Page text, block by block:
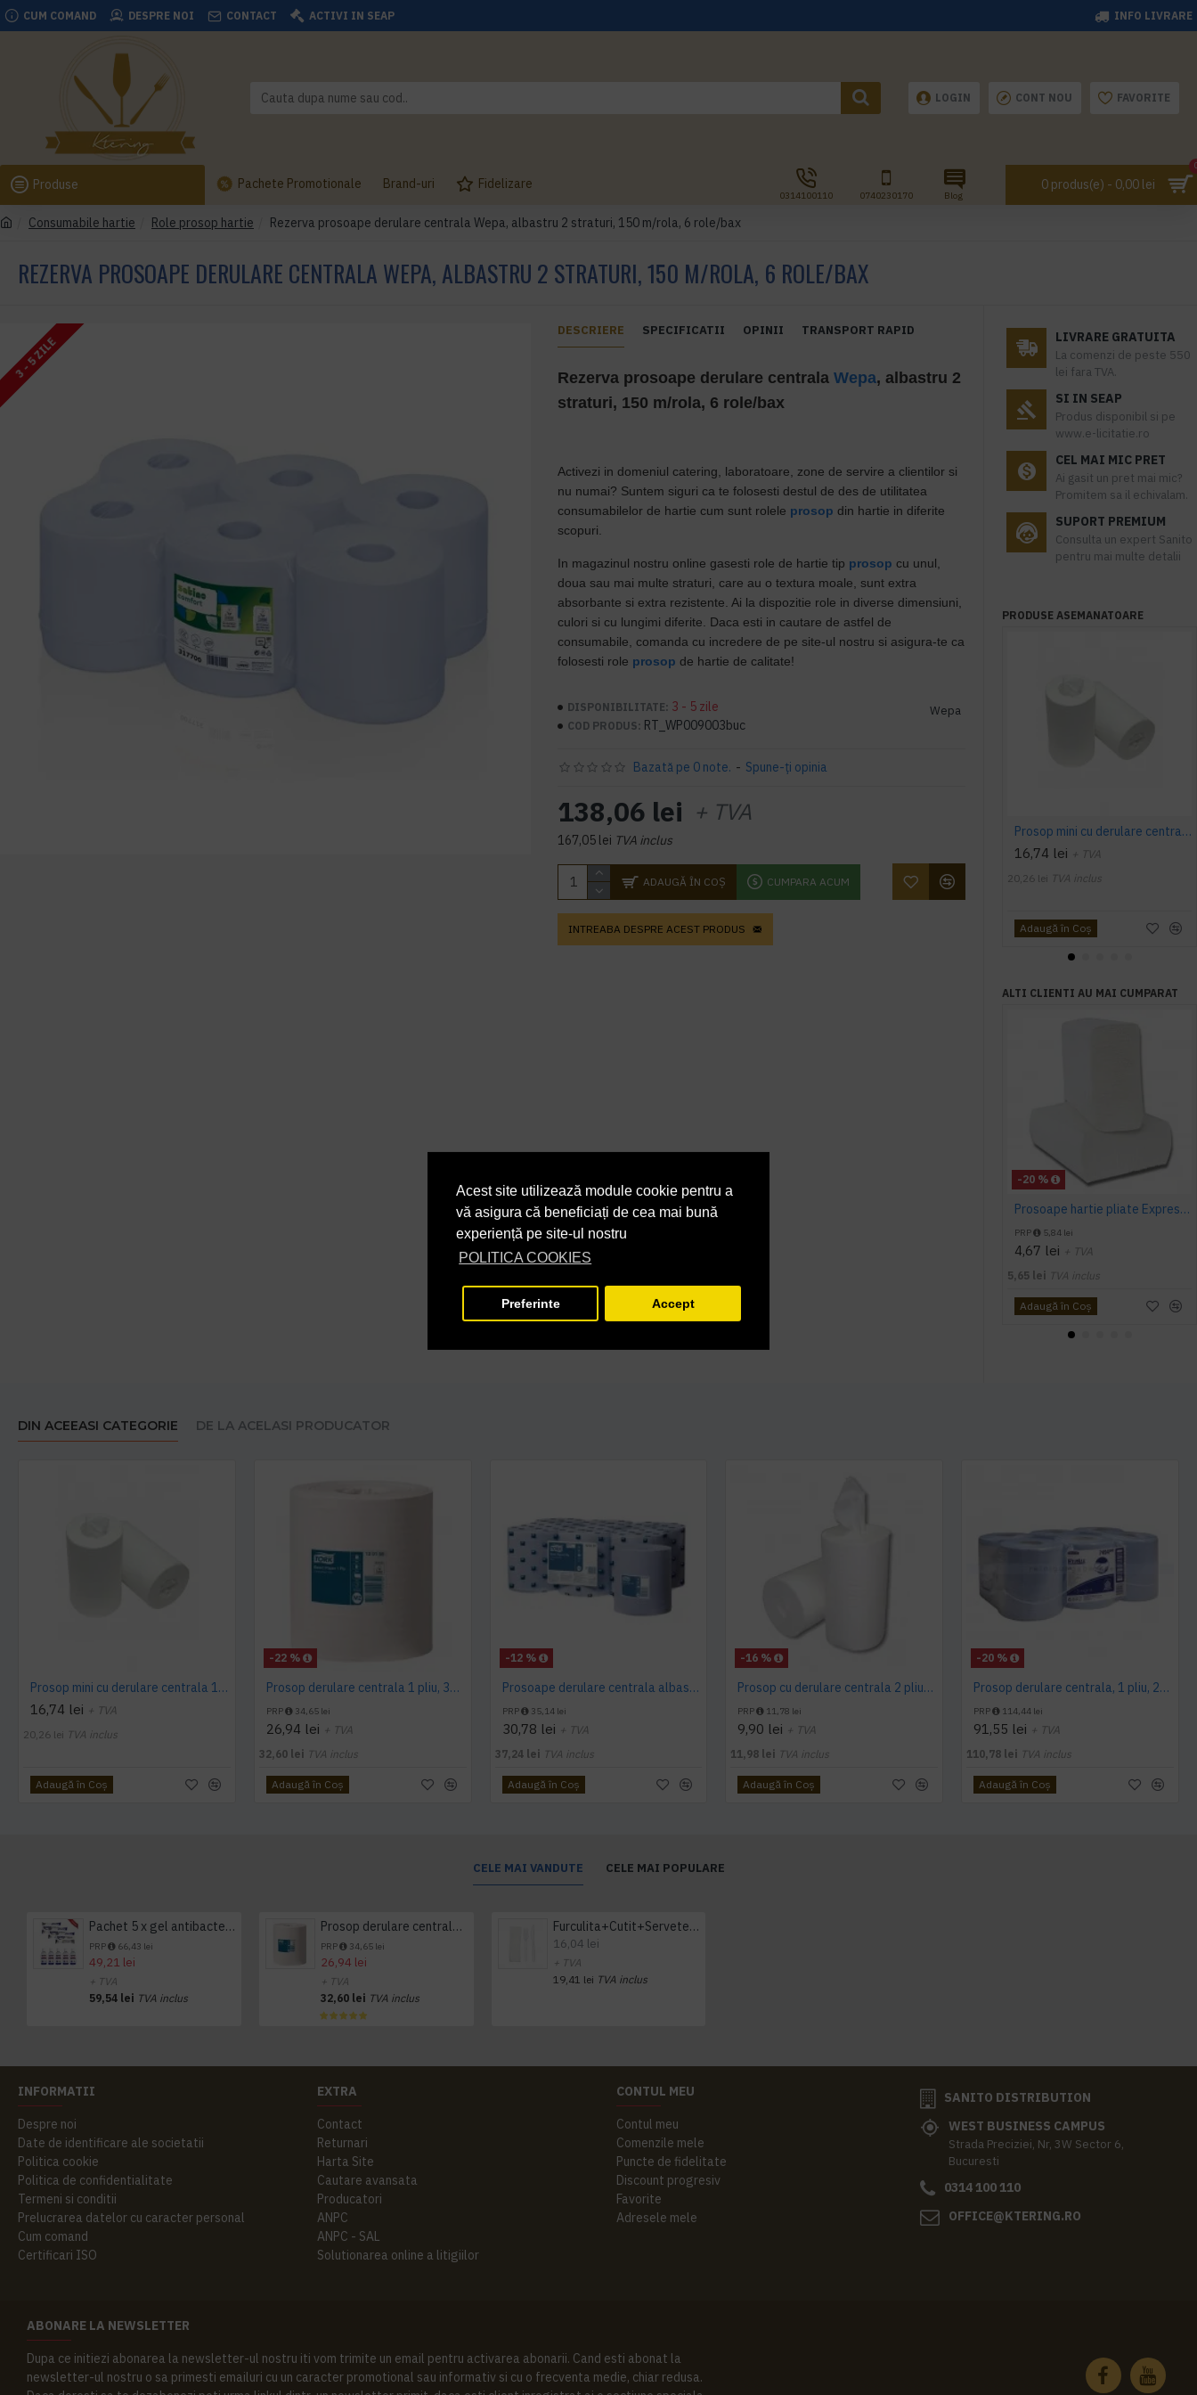
Acest site utilizează module cookie pentru a
vă asigura că beneficiați de cea mai bună
experiență pe site-ul nostru
POLITICA COOKIES
Preferinte Accept
CUM COMAND DESPRE NOI CONTACT ACTIVI IN SEAP INFO LIVRARE
LOGIN CONT NOU FAVORITE
Produse Pachete Promotionale Brand-uri Fidelizare
0314100110 0740230170 Blog
0 produs(e) - 0,00 lei
Consumabile hartie Role prosop hartie Rezerva prosoape derulare centrala Wepa, albastru 2 straturi, 150 m/rola, 6 role/bax
REZERVA PROSOAPE DERULARE CENTRALA WEPA, ALBASTRU 2 STRATURI, 150 M/ROLA, 6 ROLE/BAX
3 - 5 ZILE
DESCRIERE SPECIFICATII OPINII TRANSPORT RAPID
Rezerva prosoape derulare centralaWepa, albastru 2
straturi, 150 m/rola, 6 role/bax
Activezi in domeniul catering, laboratoare, zone de servire a clientilor si
nu numai? Suntem siguri ca te folosesti destul de des de utilitatea
consumabilelor de hartie cum sunt rolele prosop din hartie in diferite
scopuri.
In magazinul nostru online gasesti role de hartie tip prosop cu unul,
doua sau mai multe straturi, care au o textura moale, sunt extra
absorbante si extra rezistente. Ai la dispozitie role in diverse dimensiuni,
culori si cu lungimi diferite. Daca esti in cautare de astfel de
consumabile, comanda cu incredere de pe site-ul nostru si asigura-te ca
folosesti role prosop de hartie de calitate!
DISPONIBILITATE: 3 - 5 zile
COD PRODUS: RT_WP009003buc
Wepa
Bazată pe 0 note. - Spune-ţi opinia
138,06 lei + TVA
167,05 lei TVA inclus
ADAUGĂ ÎN COŞ CUMPARA ACUM
INTREABA DESPRE ACEST PRODUS
LIVRARE GRATUITA
La comenzi de peste 550
lei fara TVA.
SI IN SEAP
Produs disponibil si pe
www.e-licitatie.ro
CEL MAI MIC PRET
Ai gasit un pret mai mic?
Promitem sa il echivalam.
SUPORT PREMIUM
Consulta un expert Sanito
pentru mai multe detalii
PRODUSE ASEMANATOARE
Prosop mini cu derulare centrala 1 pliu, 120 m Tork
16,74 lei + TVA
20,26 lei TVA inclus
Adaugă în Coş
ALTI CLIENTI AU MAI CUMPARAT
-20 %
Prosoape hartie pliate Expres Z fold, 160 buc / pachet, 2 straturi, 21 x 23 cm, 12 pac / bax, AQAS
PRP 5,84 lei
4,67 lei + TVA
5,65 lei TVA inclus
Adaugă în Coş
DIN ACEEASI CATEGORIE DE LA ACELASI PRODUCATOR
Prosop mini cu derulare centrala 1 pliu, 120 m Tork
16,74 lei + TVA
20,26 lei TVA inclus
Adaugă în Coş
-22 %
Prosop derulare centrala 1 pliu, 300 m Tork
PRP 34,65 lei
26,94 lei + TVA
32,60 lei TVA inclus
Adaugă în Coş
-12 %
Prosoape derulare centrala albastru 2 pliuri 150 m Tork, portionate
PRP 35,14 lei
30,78 lei + TVA
37,24 lei TVA inclus
Adaugă în Coş
-16 %
Prosop cu derulare centrala 2 pliuri 100 m, portionata, alb, celuloza 100%, AQAS
PRP 11,78 lei
9,90 lei + TVA
11,98 lei TVA inclus
Adaugă în Coş
-20 %
Prosop derulare centrala, 1 pliu, 200 m Wypall L10
PRP 114,44 lei
91,55 lei + TVA
110,78 lei TVA inclus
Adaugă în Coş
CELE MAI VANDUTE CELE MAI POPULARE
Pachet 5 x gel antibacterian 50ml si 3 x Servetele antibacteriene 48 buc Hygienium
PRP 66,43 lei
49,21 lei
+ TVA
59,54 lei TVA inclus
Prosop derulare centrala 1 pliu, 300 m Tork
PRP 34,65 lei
26,94 lei
+ TVA
32,60 lei TVA inclus
Furculita+Cutit+Servetel 100buc/set
16,04 lei
+ TVA
19,41 lei TVA inclus
INFORMATII
Despre noi
Date de identificare ale societatii
Politica cookie
Politica de confidentialitate
Termeni si conditii
Prelucrarea datelor cu caracter personal
Cum comand
Certificari ISO
EXTRA
Contact
Returnari
Harta Site
Cautare avansata
Producatori
ANPC
ANPC - SAL
Solutionarea online a litigiilor
CONTUL MEU
Contul meu
Comenzile mele
Puncte de fidelitate
Discount progresiv
Favorite
Adresele mele
SANITO DISTRIBUTION
WEST BUSINESS CAMPUS
Strada Preciziei, Nr, 3W Sector 6,
Bucuresti
0314 100 110
OFFICE@KTERING.RO
ABONARE LA NEWSLETTER
Dupa ce initiezi abonarea la newsletter-ul nostru iti vom trimite un email pentru activarea abonarii. Cand esti abonat la
newsletter-ul nostru o sa primesti emailuri cu un caracter promotional sau informativ si cu o frecventa medie, chiar redusa.